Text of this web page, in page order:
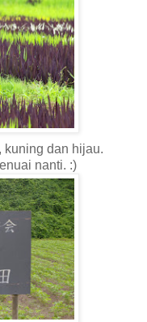
kuning dan hijau.
nanti. :)